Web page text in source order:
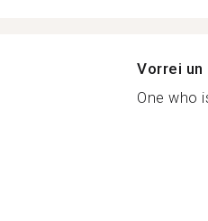
Vorrei un
One who